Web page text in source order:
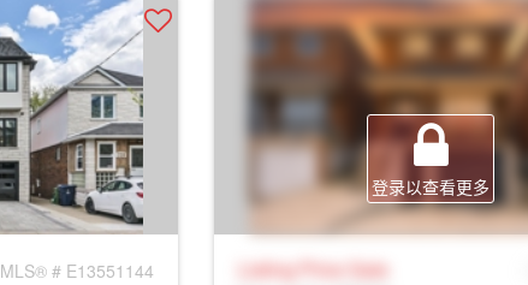
MLS® # E13551144
登录以查看更多
Listing Price Sale